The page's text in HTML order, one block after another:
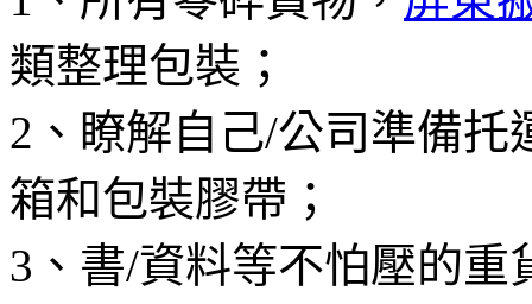
類整理包裝；
2、瞭解自己/公司準備
箱和包裝膠帶；
3、書/資料等不怕壓的重